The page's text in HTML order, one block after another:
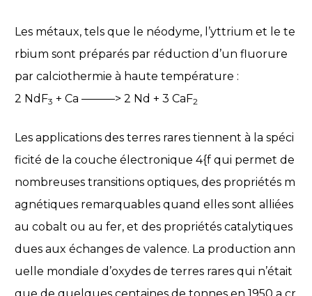
Les métaux, tels que le néodyme, l’yttrium et le te
rbium sont préparés par réduction d’un fluorure
par calciothermie à haute température :
2 NdF3 + Ca ———> 2 Nd + 3 CaF2
Les applications des terres rares tiennent à la spéci
ficité de la couche électronique 4{f qui permet de
nombreuses transitions optiques, des propriétés m
agnétiques remarquables quand elles sont alliées
au cobalt ou au fer, et des propriétés catalytiques
dues aux échanges de valence. La production ann
uelle mondiale d’oxydes de terres rares qui n’était